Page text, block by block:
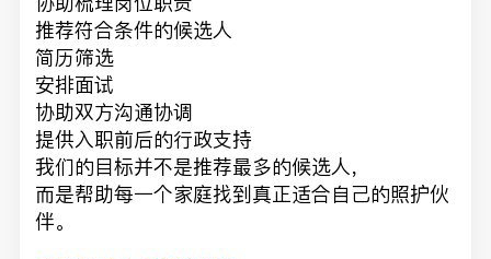
推荐符合条件的候选人
简历筛选
安排面试
协助双方沟通协调
提供入职前后的行政支持
我们的目标并不是推荐最多的候选人，
而是帮助每一个家庭找到真正适合自己的照护伙
伴。